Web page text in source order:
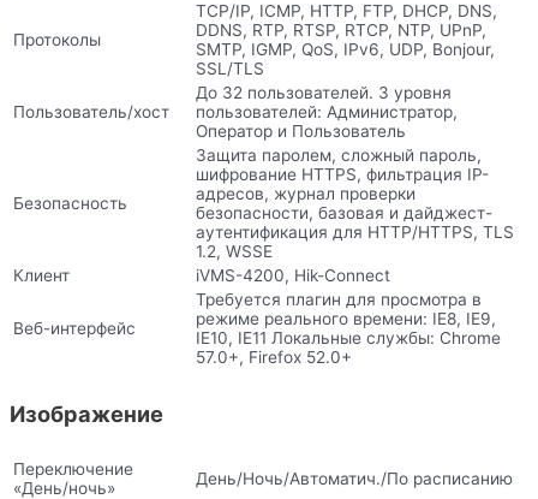
Протоколы
TCP/IP, ICMP, HTTP, FTP, DHCP, DNS,
DDNS, RTP, RTSP, RTCP, NTP, UPnP,
SMTP, IGMP, QoS, IPv6, UDP, Bonjour,
SSL/TLS
Пользователь/хост
До 32 пользователей. 3 уровня
пользователей: Администратор,
Оператор и Пользователь
Безопасность
Защита паролем, сложный пароль,
шифрование HTTPS, фильтрация IP-
адресов, журнал проверки
безопасности, базовая и дайджест-
аутентификация для HTTP/HTTPS, TLS
1.2, WSSE
Клиент
iVMS-4200, Hik-Connect
Веб-интерфейс
Требуется плагин для просмотра в
режиме реального времени: IE8, IE9,
IE10, IE11 Локальные службы: Chrome
57.0+, Firefox 52.0+
Изображение
Переключение
«День/ночь»
День/Ночь/Автоматич./По расписанию